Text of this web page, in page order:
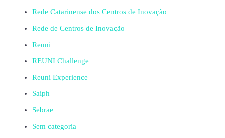
Rede Catarinense dos Centros de Inovação
Rede de Centros de Inovação
Reuni
REUNI Challenge
Reuni Experience
Saiph
Sebrae
Sem categoria